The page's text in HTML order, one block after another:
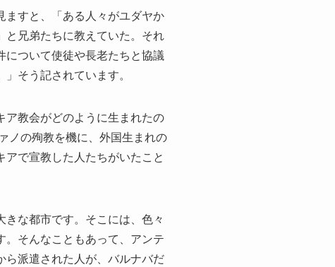
ますと、「ある人々がユダヤか
と兄弟たちに教えていた。それ
について使徒や長老たちと協議
そう記されています。
ア教会がどのように生まれたの
ノの殉教を機に、外国生まれの
で宣教した人たちがいたこと
な都市です。そこには、色々
。そんなこともあって、アンテ
ら派遣された人が、バルナバだ